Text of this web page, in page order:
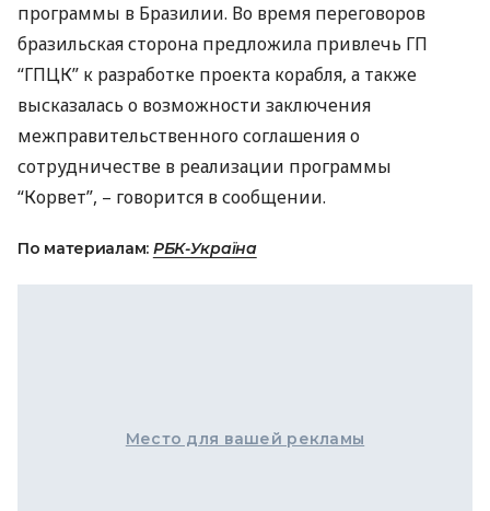
программы в Бразилии. Во время переговоров
бразильская сторона предложила привлечь ГП
“ГПЦК” к разработке проекта корабля, а также
высказалась о возможности заключения
межправительственного соглашения о
сотрудничестве в реализации программы
“Корвет”, – говорится в сообщении.
По материалам: РБК-Україна
Место для вашей рекламы